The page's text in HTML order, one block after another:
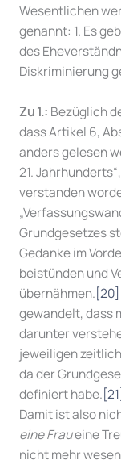
Wesentlichen
genannt: 1. Es
des
Diskriminierung
Zu 1.: Bezüglich
dass Artikel 6,
anders gelesen
21.
verstanden
Grundgesetzes
Gedanke im
beistünden und
übernähmen.[20]
gewandelt, dass
darunter
jeweiligen
da der
definiert habe.[21]
Damit ist also
eine Fraueine
nicht mehr